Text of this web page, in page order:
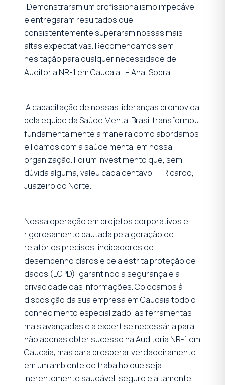
“Demonstraram um profissionalismo impecável
e entregaram resultados que
consistentemente superaram nossas mais
altas expectativas. Recomendamos sem
hesitação para qualquer necessidade de
Auditoria NR-1 em Caucaia.” – Ana, Sobral.
“A capacitação de nossas lideranças promovida
pela equipe da Saúde Mental Brasil transformou
fundamentalmente a maneira como abordamos
e lidamos com a saúde mental em nossa
organização. Foi um investimento que, sem
dúvida alguma, valeu cada centavo.” – Ricardo,
Juazeiro do Norte.
Nossa operação em projetos corporativos é
rigorosamente pautada pela geração de
relatórios precisos, indicadores de
desempenho claros e pela estrita proteção de
dados (LGPD), garantindo a segurança e a
privacidade das informações. Colocamos à
disposição da sua empresa em Caucaia todo o
conhecimento especializado, as ferramentas
mais avançadas e a expertise necessária para
não apenas obter sucesso na Auditoria NR-1 em
Caucaia, mas para prosperar verdadeiramente
em um ambiente de trabalho que seja
inerentemente saudável, seguro e altamente